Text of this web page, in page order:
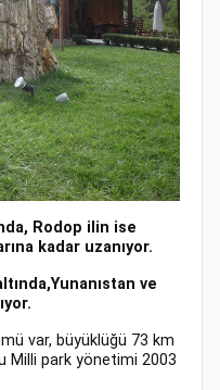
Rodop ilin ise
kadar uzanıyor.
ve
var, büyüklüğü 73 km
Milli park yönetimi 2003